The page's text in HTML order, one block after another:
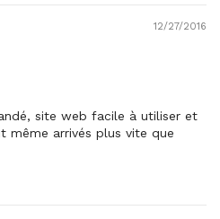
12/27/2016
site web facile à utiliser et
même arrivés plus vite que